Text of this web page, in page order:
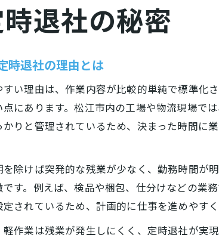
軽作業探し方
る理由
特徴とは
る働き方
の見極め方
安定生活
い理由
のコツ
く方法
特徴
ント紹介
退社の秘密
時退社の理由とは
い理由は、作業内容が比較的単純で標準化
にあります。松江市内の工場や物流現場で
りと管理されているため、決まった時間に
除けば突発的な残業が少なく、勤務時間が
す。例えば、検品や梱包、仕分けなどの業
されているため、計画的に仕事を進めやすく
作業は残業が発生しにくく、定時退社が実